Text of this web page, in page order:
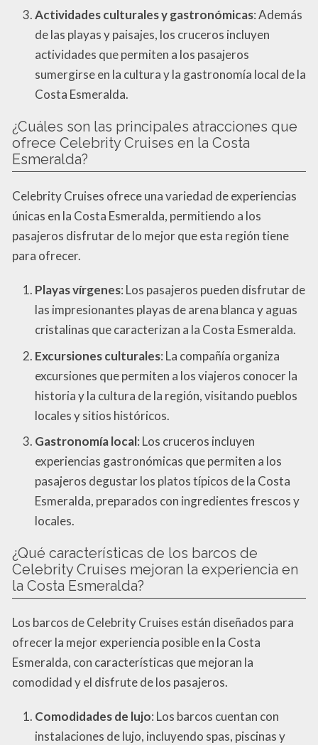
Actividades culturales y gastronómicas: Además
de las playas y paisajes, los cruceros incluyen
actividades que permiten a los pasajeros
sumergirse en la cultura y la gastronomía local de la
Costa Esmeralda.
¿Cuáles son las principales atracciones que
ofrece Celebrity Cruises en la Costa
Esmeralda?
Celebrity Cruises ofrece una variedad de experiencias
únicas en la Costa Esmeralda, permitiendo a los
pasajeros disfrutar de lo mejor que esta región tiene
para ofrecer.
Playas vírgenes: Los pasajeros pueden disfrutar de
las impresionantes playas de arena blanca y aguas
cristalinas que caracterizan a la Costa Esmeralda.
Excursiones culturales: La compañía organiza
excursiones que permiten a los viajeros conocer la
historia y la cultura de la región, visitando pueblos
locales y sitios históricos.
Gastronomía local: Los cruceros incluyen
experiencias gastronómicas que permiten a los
pasajeros degustar los platos típicos de la Costa
Esmeralda, preparados con ingredientes frescos y
locales.
¿Qué características de los barcos de
Celebrity Cruises mejoran la experiencia en
la Costa Esmeralda?
Los barcos de Celebrity Cruises están diseñados para
ofrecer la mejor experiencia posible en la Costa
Esmeralda, con características que mejoran la
comodidad y el disfrute de los pasajeros.
Comodidades de lujo: Los barcos cuentan con
instalaciones de lujo, incluyendo spas, piscinas y